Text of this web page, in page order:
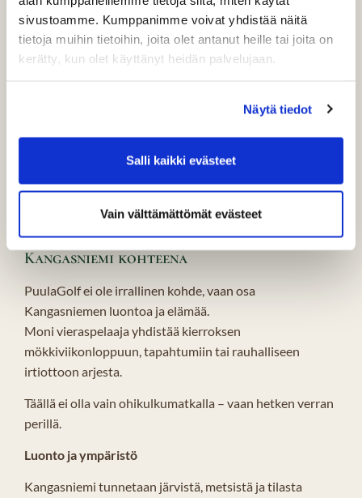
sivustoamme. Kumppanimme voivat yhdistää näitä
tietoja muihin tietoihin, joita olet antanut heille tai joita on
kerätty, kun olet käyttänyt heidän palvelujaan.
Näytä tiedot
Salli kaikki evästeet
Vain välttämättömät evästeet
Millainen kierros PuulaGolfissa on?
PuulaGolf ei ole kenttä, jossa kiirehditään
Harjoitusalueet
Kangasniemi kohteena
PuulaGolf ei ole irrallinen kohde, vaan osa
Kangasniemen luontoa ja elämää.
Moni vieraspelaaja yhdistää kierroksen
mökkiviikonloppuun, tapahtumiin tai rauhalliseen
irtiottoon arjesta.
Täällä ei olla vain ohikulkumatkalla – vaan hetken verran
perillä.
Luonto ja ympäristö
Kangasniemi tunnetaan järvistä, metsistä ja tilasta